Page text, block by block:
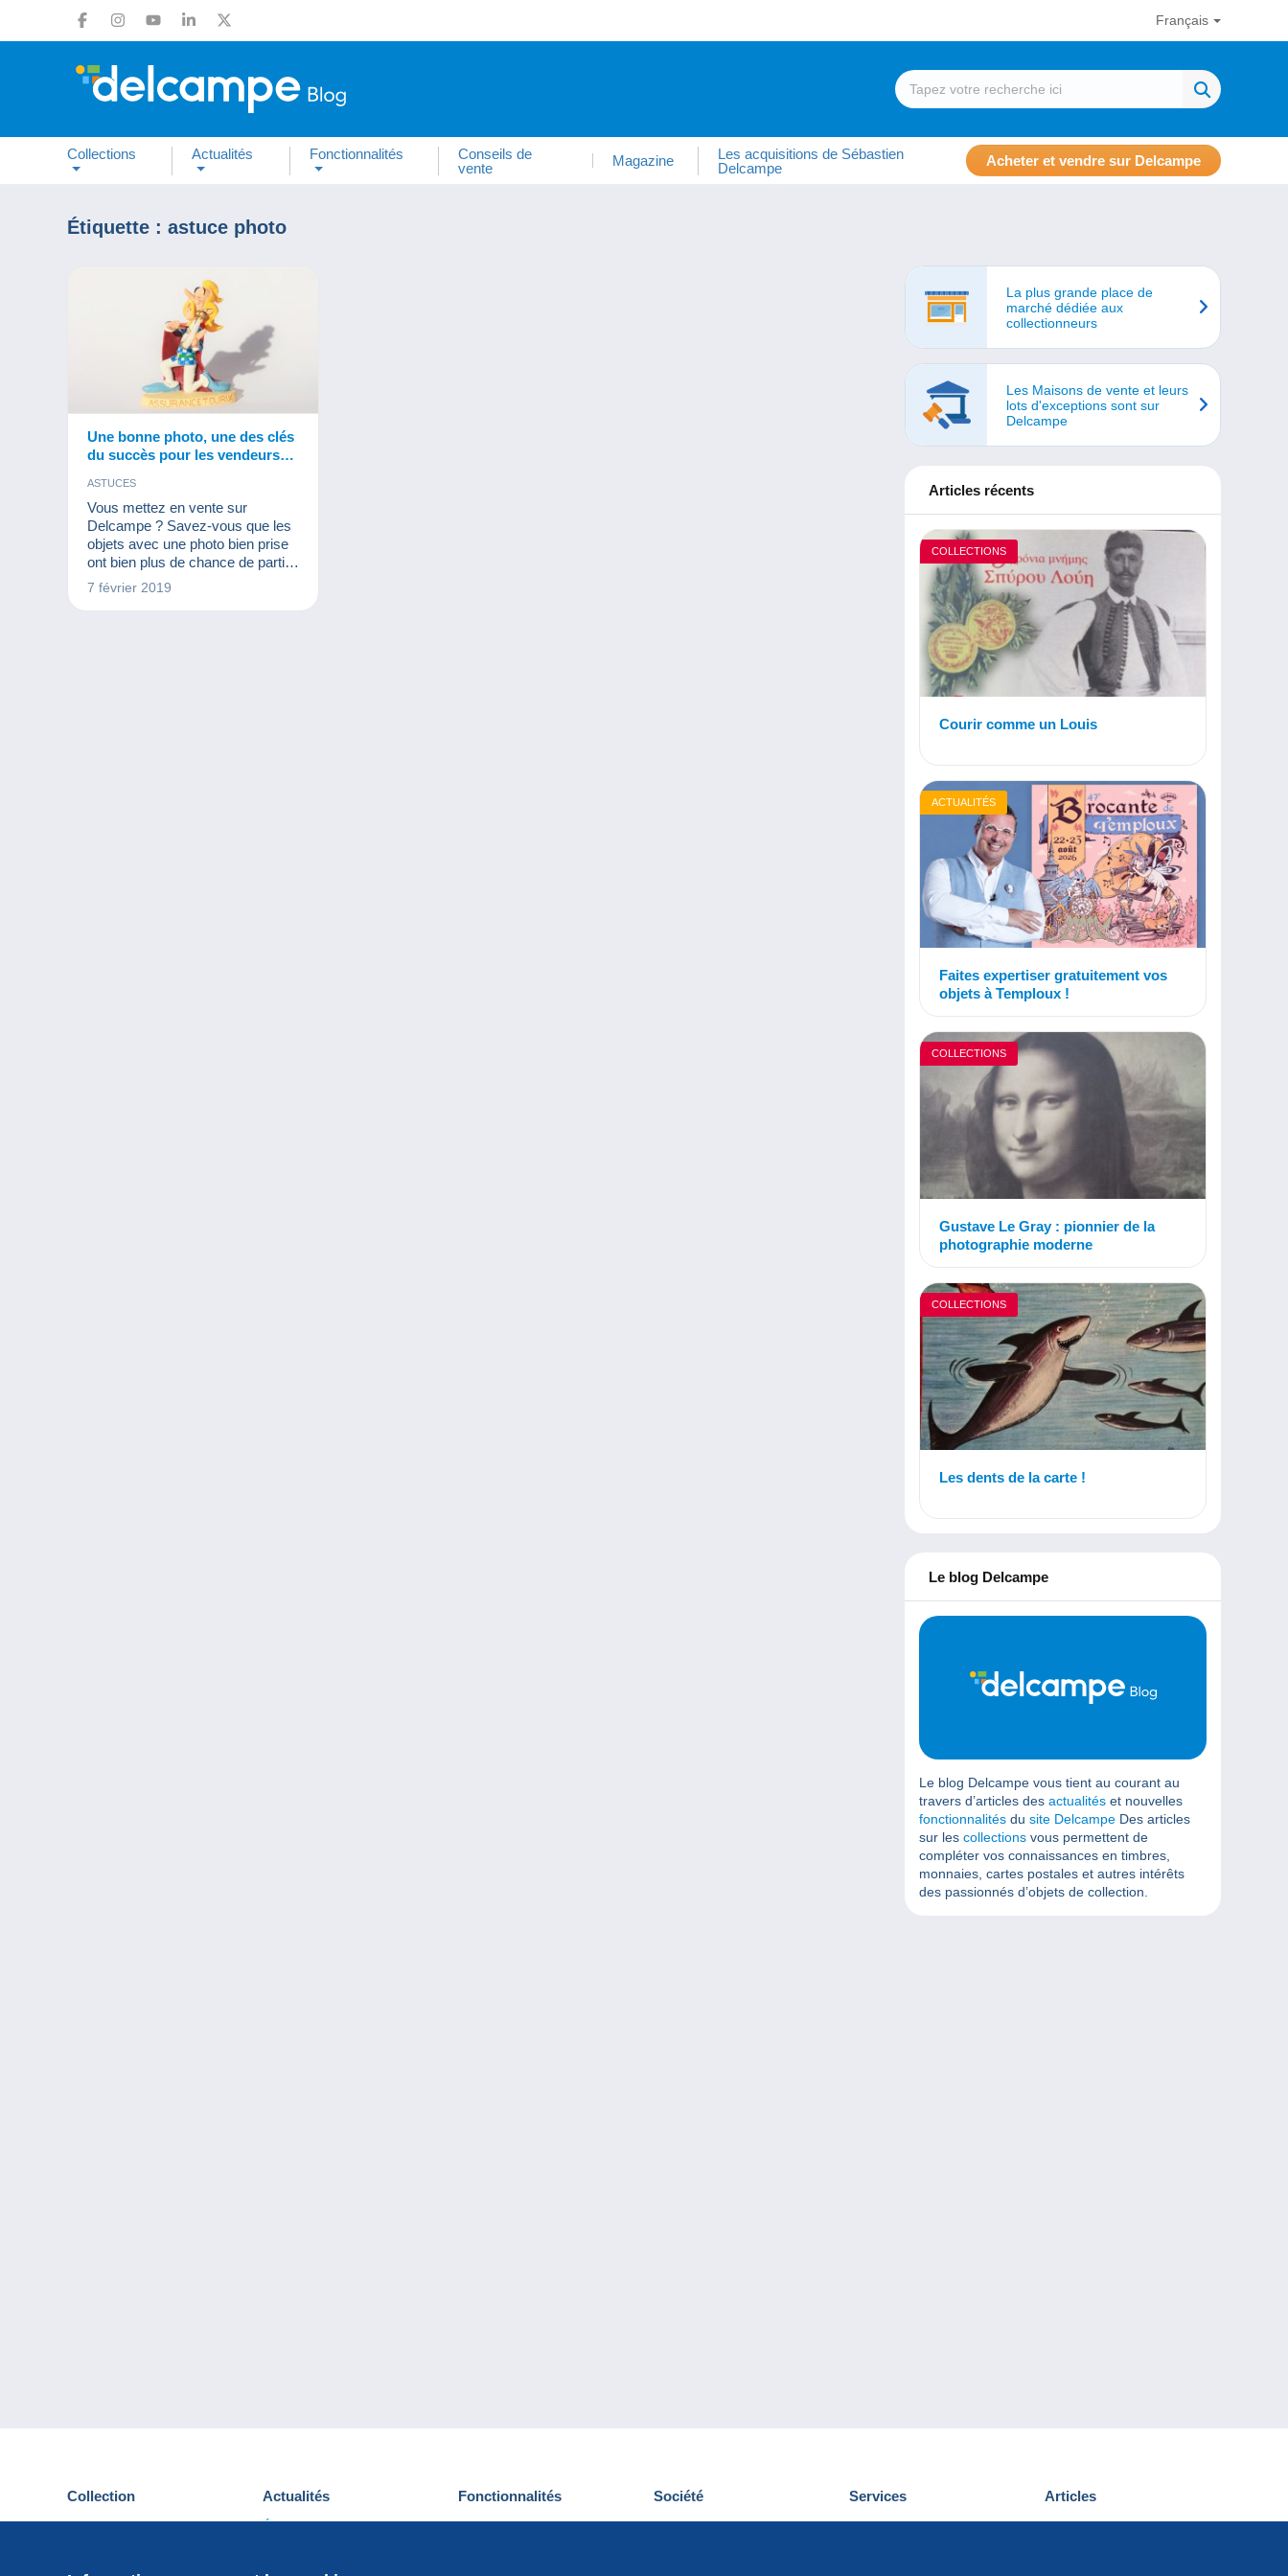
Français
Collections Actualités Fonctionnalités
Conseils de
vente
Magazine
Les acquisitions de Sébastien
Delcampe
Acheter et vendre sur Delcampe
Étiquette : astuce photo
Une bonne photo, une des clés
du succès pour les vendeurs
ASTUCES
Vous mettez en vente sur
Delcampe ? Savez-vous que les
objets avec une photo bien prise
ont bien plus de chance de partir
que les autres ?
7 février 2019
La plus grande place de
marché dédiée aux
collectionneurs
Les Maisons de vente et leurs
lots d'exceptions sont sur
Delcampe
Articles récents
COLLECTIONS
Courir comme un Louis
ACTUALITÉS
Faites expertiser gratuitement vos
objets à Temploux !
COLLECTIONS
Gustave Le Gray : pionnier de la
photographie moderne
COLLECTIONS
Les dents de la carte !
Le blog Delcampe
Le blog Delcampe vous tient au courant au
travers d’articles des actualités et nouvelles
fonctionnalités du site Delcampe Des articles
sur les collections vous permettent de
compléter vos connaissances en timbres,
monnaies, cartes postales et autres intérêts
des passionnés d’objets de collection.
Collection
Cartes postales
Actualités
Événements Delcampe
Fonctionnalités
Nouveautés
Société
Qui sommes-nous
Services
Découvrir Delcampe
Articles